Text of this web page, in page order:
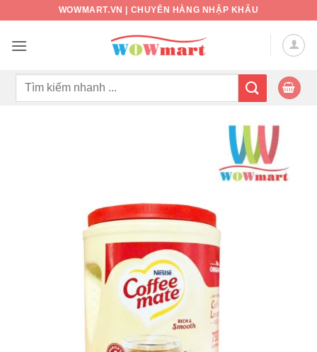
nội
WOWMART.VN | CHUYÊN HÀNG NHẬP KHẨU
Tìm